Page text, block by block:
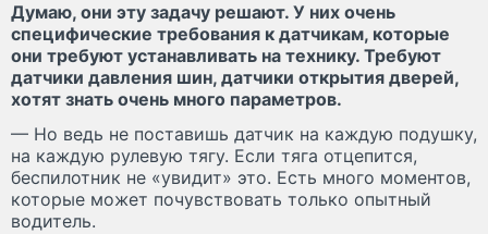
Думаю, они эту задачу решают. У них очень
специфические требования к датчикам, которые
они требуют устанавливать на технику. Требуют
датчики давления шин, датчики открытия дверей,
хотят знать очень много параметров.
— Но ведь не поставишь датчик на каждую подушку,
на каждую рулевую тягу. Если тяга отцепится,
беспилотник не «увидит» это. Есть много моментов,
которые может почувствовать только опытный
водитель.